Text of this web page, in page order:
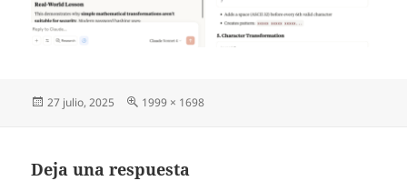
Publicado
27 julio, 2025
Tamaño
1999 × 1698
Deja una respuesta